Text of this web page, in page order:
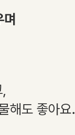
해도 좋아요.